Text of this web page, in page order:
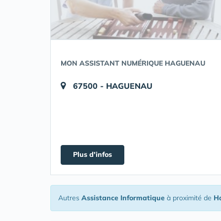
MON ASSISTANT NUMÉRIQUE HAGUENAU
67500 - HAGUENAU
Plus d'infos
Autres Assistance Informatique à proximité de